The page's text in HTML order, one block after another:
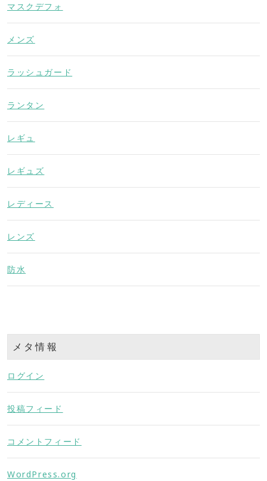
マスクデフォ
メンズ
ラッシュガード
ランタン
レギュ
レギュズ
レディース
レンズ
防水
メタ情報
ログイン
投稿フィード
コメントフィード
WordPress.org